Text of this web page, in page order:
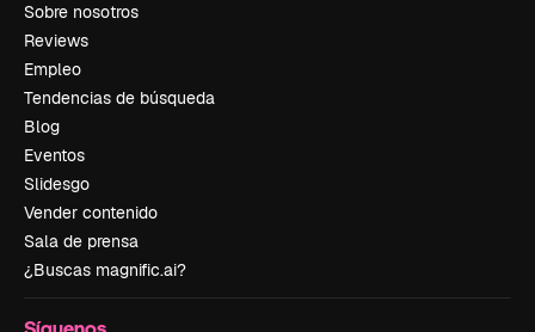
Sobre nosotros
Reviews
Empleo
Tendencias de búsqueda
Blog
Eventos
Slidesgo
Vender contenido
Sala de prensa
¿Buscas magnific.ai?